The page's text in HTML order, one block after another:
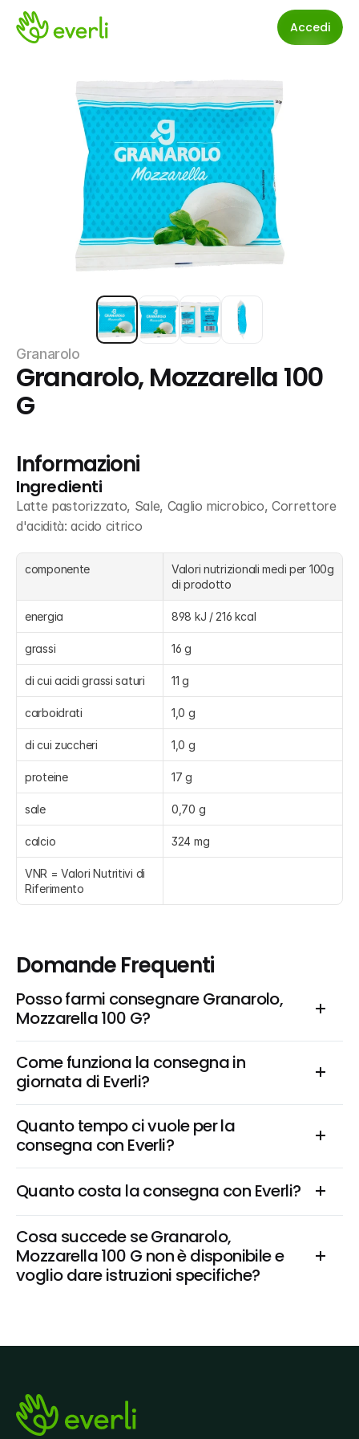
Accedi
Granarolo
Granarolo, Mozzarella 100
G
Informazioni
Ingredienti
Latte pastorizzato, Sale, Caglio microbico, Correttore
d'acidità: acido citrico
componente
Valori nutrizionali medi per 100g
di prodotto
energia 898 kJ / 216 kcal
grassi 16 g
di cui acidi grassi saturi 11 g
carboidrati 1,0 g
di cui zuccheri 1,0 g
proteine 17 g
sale 0,70 g
calcio 324 mg
VNR = Valori Nutritivi di
Riferimento
Domande Frequenti
Posso farmi consegnare Granarolo,
Mozzarella 100 G?
Come funziona la consegna in
giornata di Everli?
Quanto tempo ci vuole per la
consegna con Everli?
Quanto costa la consegna con Everli?
Cosa succede se Granarolo,
Mozzarella 100 G non è disponibile e
voglio dare istruzioni specifiche?